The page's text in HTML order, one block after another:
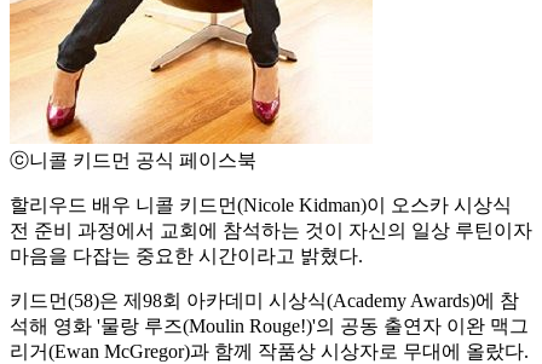
ⓒ니콜 키드먼 공식 페이스북
할리우드 배우 니콜 키드먼(Nicole Kidman)이 오스카 시상식
전 준비 과정에서 교회에 참석하는 것이 자신의 일상 루틴이자
마음을 다잡는 중요한 시간이라고 밝혔다.
키드먼(58)은 제98회 아카데미 시상식(Academy Awards)에 참
석해 영화 '물랑 루즈(Moulin Rouge!)'의 공동 출연자 이완 맥그
리거(Ewan McGregor)과 함께 작품상 시상자로 무대에 올랐다.